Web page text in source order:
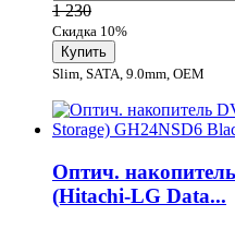
1 230
Скидка 10%
Slim, SATA, 9.0mm, OEM
Оптич.
(Hitachi-LG Data...